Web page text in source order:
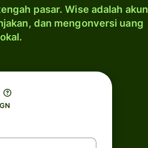
pasar. Wise adalah akun
dan mengonversi uang